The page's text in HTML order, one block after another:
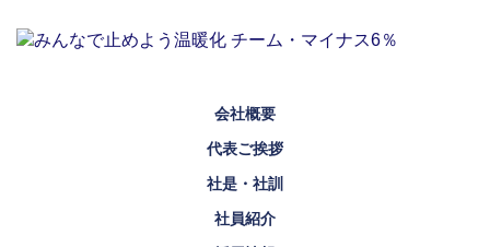
会社概要
代表ご挨拶
社是・社訓
社員紹介